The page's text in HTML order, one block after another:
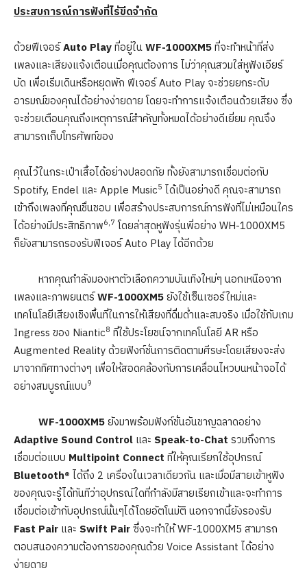
ประสบการณ์การฟังที่ไร้ขีดจำกัด
ด้วยฟีเจอร์Auto Playที่อยู่ในWF-1000XM5ที่จะทำหน้าที่ส่ง
เพลงและเสียงแจ้งเตือนเมื่อคุณต้องการ ไม่ว่าคุณสวมใส่หูฟังเอียร์
บัด เพื่อเริ่มเดินหรือหยุดพัก ฟีเจอร์ Auto Play จะช่วยยกระดับ
อารมณ์ของคุณได้อย่างง่ายดาย โดยจะทำการแจ้งเตือนด้วยเสียง ซึ่ง
จะช่วยเตือนคุณถึงเหตุการณ์สำคัญทั้งหมดได้อย่างดีเยี่ยม คุณจึง
สามารถเก็บโทรศัพท์ของ
คุณไว้ในกระเป๋าเสื้อได้อย่างปลอดภัย ทั้งยังสามารถเชื่อมต่อกับ
Spotify, Endel และ Apple Music5 ได้เป็นอย่างดี คุณจะสามารถ
เข้าถึงเพลงที่คุณชื่นชอบ เพื่อสร้างประสบการณ์การฟังที่ไม่เหมือนใคร
ได้อย่างมีประสิทธิภาพ6,7 โดยล่าสุดหูฟังรุ่นพี่อย่าง WH-1000XM5
ก็ยังสามารถรองรับฟีเจอร์ Auto Play ได้อีกด้วย
หากคุณกำลังมองหาตัวเลือกความบันเทิงใหม่ๆ นอกเหนือจาก
เพลงและภาพยนตร์WF-1000XM5ยังใช้เซ็นเซอร์ใหม่และ
เทคโนโลยีเสียงเชิงพื้นที่ในการให้เสียงที่ดื่มด่ำและสมจริง เมื่อใช้กับเกม
Ingress ของ Niantic8 ที่ใช้ประโยชน์จากเทคโนโลยี AR หรือ
Augmented Reality ด้วยฟังก์ชั่นการติดตามศีรษะโดยเสียงจะส่ง
มาจากทิศทางต่างๆ เพื่อให้สอดคล้องกับการเคลื่อนไหวบนหน้าจอได้
อย่างสมบูรณ์แบบ9
WF-1000XM5ยังมาพร้อมฟังก์ชั่นอันชาญฉลาดอย่าง
Adaptive Sound Control และ Speak-to-Chat รวมถึงการ
เชื่อมต่อแบบ Multipoint Connect ที่ให้คุณเรียกใช้อุปกรณ์
Bluetooth® ได้ถึง 2 เครื่องในเวลาเดียวกัน และเมื่อมีสายเข้าหูฟัง
ของคุณจะรู้ได้ทันทีว่าอุปกรณ์ใดที่กำลังมีสายเรียกเข้าและจะทำการ
เชื่อมต่อเข้ากับอุปกรณ์นั้นๆได้โดยอัตโนมัติ นอกจากนี้ยังรองรับ
Fast Pair และ Swift Pairซึ่งจะทำให้ WF-1000XM5 สามารถ
ตอบสนองความต้องการของคุณด้วย Voice Assistant ได้อย่าง
ง่ายดาย